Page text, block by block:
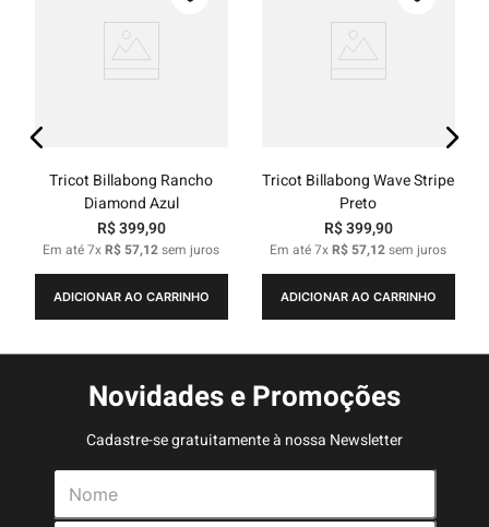
Tricot Billabong Rancho
Diamond Azul
R$399,90
Em até7xR$ 57,12sem juros
ADICIONAR AO CARRINHO
Tricot Billabong Wave Stripe
Preto
R$399,90
Em até7xR$ 57,12sem juros
ADICIONAR AO CARRINHO
Novidades e Promoções
Cadastre-se gratuitamente à nossa Newsletter